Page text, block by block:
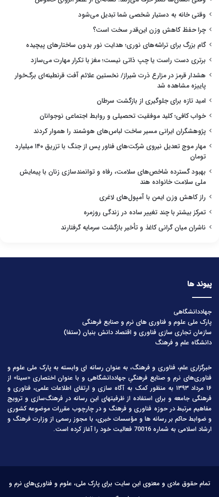
وقتی خانه به دستیار شخصی شما تبدیل می‌شود
چرا حفظ کاهش وزن این‌قدر سخت است؟
گام بزرگ برای تراشه‌های نوری؛ هدایت نور بدون ساختارهای پیچیده
برتری دست راست یا چپ ذاتی نیست؛ مغز با تکرار مهارت می‌سازد
هشدار قرمز در مزارع ذرت شیراز/ نخستین علائم آفت قرنطینه‌ای برگ‌خوار
پاییزه مشاهده شد
امید تازه برای جلوگیری از بازگشت سرطان
خواب کافی؛ کلید موفقیت تحصیلی و روابط اجتماعی نوجوانان
پژوهشگران ایرانی مسیر ساخت لباس‌های هوشمند را هموار کردند
مهار موج تعدیل نیروی شرکت‌های فناور پس از جنگ با تزریق ۱۴۰ میلیارد
تومان
بهبود گسترده شاخص‌های سلامت، رفاه و توانمندسازی زنان با پیمایش
ملی سلامت خانواده هند
راز کاهش وزن ایمن با آمپول‌های لاغری
تمرکز بیشتر با چند تغییر ساده در زندگی روزمره
ناشران میان گرانی کاغذ و تأخیر بازگشت سرمایه گرفتارند
پیوند ها
جهاددانشگاهی
پارک ملی علوم و فناوری های نرم و صنایع فرهنگی
سازمان تجاری سازی فناوری و اقتصاد دانش بنیان (ستفا)
دانشگاه علم و فرهنگ
خبرگزاری علم، فناوری و فرهنگ، به عنوان رسانه ای وابسته به پارک ملی علوم و
فناوری‌های نرم و صنایع فرهنگیِ جهاددانشگاهی و با عنوان اختصاری «سینا» از
۱۶ مرداد ۱۳۹۳ به منظور کمک به آگاه سازی و ارتقای اطلاعات علمی، فناوری و
فرهنگی جامعه و برای استفاده از ظرفیتهای این رسانه در فرهنگ‌سازی و ترویج
مفاهیم مرتبط در حوزه فناوری و فرهنگ و در چارچوب مقررات موضوعه کشوری
و ضوابط حاکم بر رسانه ها و مؤسسات خبری، با مجوز رسمی از وزارت فرهنگ و
ارشاد اسلامی به شماره 70016 فعالیت خود را آغاز کرده است.
تمام حقوق مادی و معنوی این سایت برای پارک ملی، علوم و فناوری‌های نرم و